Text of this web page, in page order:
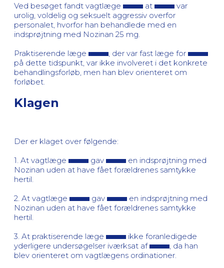
Ved besøget fandt vagtlæge
at
var
urolig, voldelig og seksuelt aggressiv overfor
personalet, hvorfor han behandlede med en
indsprøjtning med Nozinan 25 mg.
Praktiserende læge
, der var fast læge for
på dette tidspunkt, var ikke involveret i det konkrete
behandlingsforløb, men han blev orienteret om
forløbet.
Klagen
Der er klaget over følgende:
1. At vagtlæge
gav
en indsprøjtning med
Nozinan uden at have fået forældrenes samtykke
hertil.
2. At vagtlæge
gav
en indsprøjtning med
Nozinan uden at have fået forældrenes samtykke
hertil.
3. At praktiserende læge
ikke foranledigede
yderligere undersøgelser iværksat af
, da han
blev orienteret om vagtlægens ordinationer.